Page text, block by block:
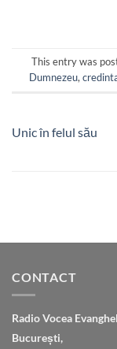
This entry was
Dumnezeu,
Unic în felul său
CONTACT
Radio Vocea
București,